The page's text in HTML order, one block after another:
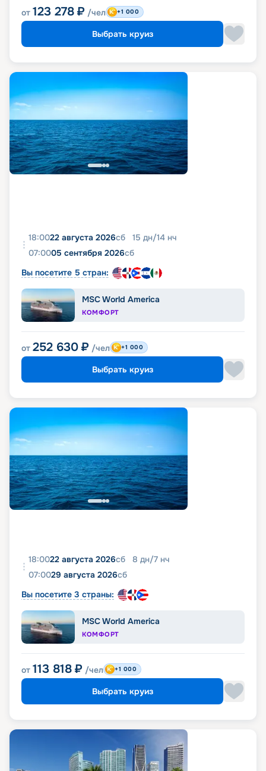
от 123 278 ₽ /чел +1 000
Выбрать круиз
18:0022 августа 2026сб 15 дн/14 нч
07:0005 сентября 2026сб
Вы посетите 5 стран:
MSC World America
КОМФОРТ
от 252 630 ₽ /чел +1 000
Выбрать круиз
18:0022 августа 2026сб 8 дн/7 нч
07:0029 августа 2026сб
Вы посетите 3 страны:
MSC World America
КОМФОРТ
от 113 818 ₽ /чел +1 000
Выбрать круиз